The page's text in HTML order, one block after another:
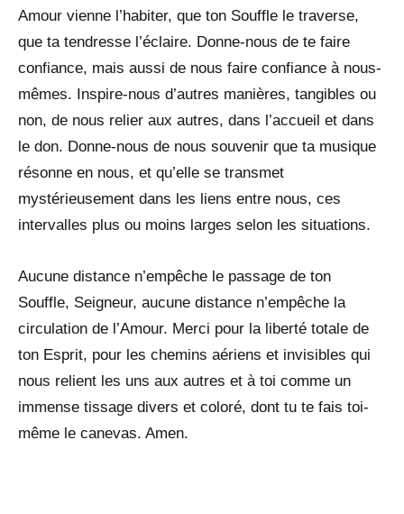
Amour vienne l’habiter, que ton Souffle le traverse,
que ta tendresse l’éclaire. Donne-nous de te faire
confiance, mais aussi de nous faire confiance à nous-
mêmes. Inspire-nous d’autres manières, tangibles ou
non, de nous relier aux autres, dans l’accueil et dans
le don. Donne-nous de nous souvenir que ta musique
résonne en nous, et qu’elle se transmet
mystérieusement dans les liens entre nous, ces
intervalles plus ou moins larges selon les situations.
Aucune distance n’empêche le passage de ton
Souffle, Seigneur, aucune distance n’empêche la
circulation de l’Amour. Merci pour la liberté totale de
ton Esprit, pour les chemins aériens et invisibles qui
nous relient les uns aux autres et à toi comme un
immense tissage divers et coloré, dont tu te fais toi-
même le canevas. Amen.